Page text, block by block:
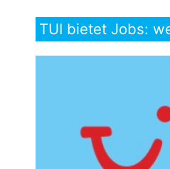
TUI bietet Jobs: